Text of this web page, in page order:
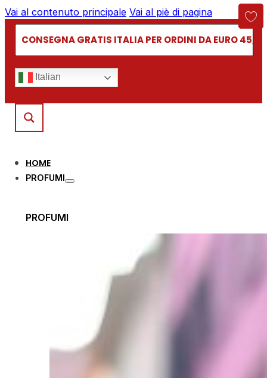
Vai al contenuto principale Vai al piè di pagina
CONSEGNA GRATIS ITALIA PER ORDINI DA EURO
Italian
HOME
PROFUMI
PROFUMI